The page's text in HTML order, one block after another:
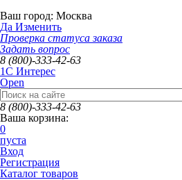
Ваш город: Москва
Да Изменить
Проверка статуса заказа
Задать вопрос
8 (800)-333-42-63
1C Интерес
Open
8 (800)-333-42-63
Ваша корзина:
0
пуста
Вход
Регистрация
Каталог товаров